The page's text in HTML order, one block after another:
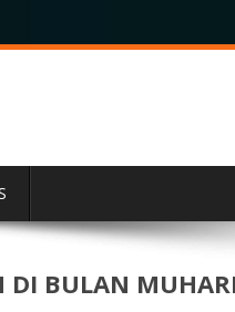
DI BULAN